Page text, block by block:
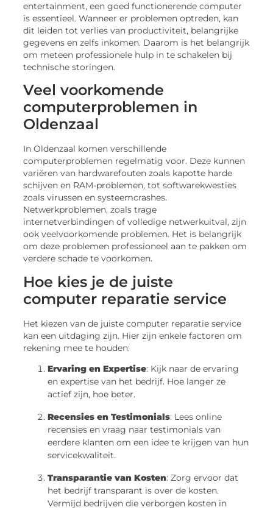
entertainment, een goed functionerende computer
is essentieel. Wanneer er problemen optreden, kan
dit leiden tot verlies van productiviteit, belangrijke
gegevens en zelfs inkomen. Daarom is het belangrijk
om meteen professionele hulp in te schakelen bij
technische storingen.
Veel voorkomende
computerproblemen in
Oldenzaal
In Oldenzaal komen verschillende
computerproblemen regelmatig voor. Deze kunnen
variëren van hardwarefouten zoals kapotte harde
schijven en RAM-problemen, tot softwarekwesties
zoals virussen en systeemcrashes.
Netwerkproblemen, zoals trage
internetverbindingen of volledige netwerkuitval, zijn
ook veelvoorkomende problemen. Het is belangrijk
om deze problemen professioneel aan te pakken om
verdere schade te voorkomen.
Hoe kies je de juiste
computer reparatie service
Het kiezen van de juiste computer reparatie service
kan een uitdaging zijn. Hier zijn enkele factoren om
rekening mee te houden:
Ervaring en Expertise: Kijk naar de ervaring
en expertise van het bedrijf. Hoe langer ze
actief zijn, hoe beter.
Recensies en Testimonials: Lees online
recensies en vraag naar testimonials van
eerdere klanten om een idee te krijgen van hun
servicekwaliteit.
Transparantie van Kosten: Zorg ervoor dat
het bedrijf transparant is over de kosten.
Vermijd bedrijven die verborgen kosten in